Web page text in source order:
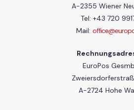
A-2355 Wiener
Tel: +43 720
Mail:
EuroPos
A-2724 Hohe